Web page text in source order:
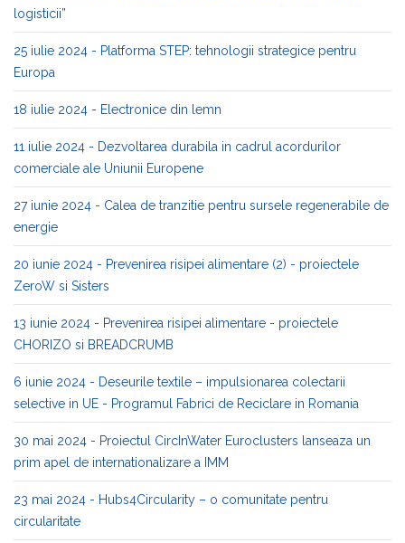
logisticii”
25 iulie 2024 - Platforma STEP: tehnologii strategice pentru
Europa
18 iulie 2024 - Electronice din lemn
11 iulie 2024 - Dezvoltarea durabila in cadrul acordurilor
comerciale ale Uniunii Europene
27 iunie 2024 - Calea de tranzitie pentru sursele regenerabile de
energie
20 iunie 2024 - Prevenirea risipei alimentare (2) - proiectele
ZeroW si Sisters
13 iunie 2024 - Prevenirea risipei alimentare - proiectele
CHORIZO si BREADCRUMB
6 iunie 2024 - Deseurile textile – impulsionarea colectarii
selective in UE - Programul Fabrici de Reciclare in Romania
30 mai 2024 - Proiectul CircInWater Euroclusters lanseaza un
prim apel de internationalizare a IMM
23 mai 2024 - Hubs4Circularity – o comunitate pentru
circularitate